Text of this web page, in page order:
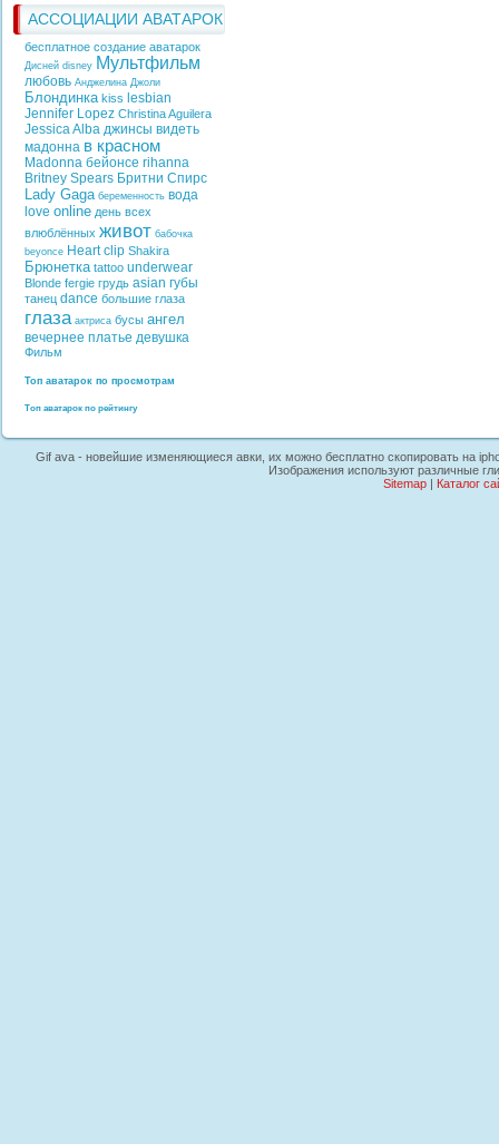
АССОЦИАЦИИ АВАТАРОК
бесплатное создание аватарок
Дисней disney Мультфильм
любовь Анджелина Джоли
Блондинка kiss lesbian
Jennifer Lopez Christina Aguilera
Jessica Alba джинсы видеть
мадонна в красном
Madonna бейонсе rihanna
Britney Spears Бритни Спирс
Lady Gaga беременность вода
love online день всех
влюблённых живот бабочка
beyonce Heart clip Shakira
Брюнетка tattoo underwear
Blonde fergie грудь asian губы
танец dance большие глаза
глаза актриса бусы ангел
вечернее платье девушка
Фильм
Топ аватарок по просмотрам
Топ аватарок по рейтингу
Gif ava - новейшие изменяющиеся авки, их можно бесплатно скопировать на
Изображения используют различные
Sitemap| Каталог